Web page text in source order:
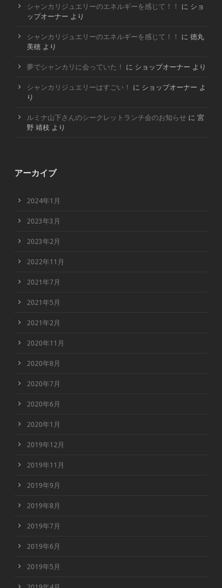
シャンカリジュエリーのエネルギーを感じて！！ に ショ
ップオーナー より
シャンカリジュエリーのエネルギーを感じて！！ に 徳丸
美穂 より
夢でシャンカリに会っていた！ に ショップオーナー より
シャンカリジュエリーはすごい！ に ショップオーナー よ
り
ルミナ山下さんのシークレットランチ会のお知らせ に 宮
野 靖枝 より
アーカイブ
2024年1月
2023年3月
2023年2月
2022年11月
2021年7月
2021年5月
2021年2月
2020年11月
2020年8月
2020年7月
2020年6月
2020年1月
2019年12月
2019年11月
2019年9月
2019年8月
2019年7月
2019年6月
2019年5月